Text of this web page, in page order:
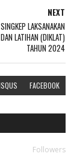
NEXT
LAKSANAKAN
LATIHAN (DIKLAT)
TAHUN 2024
FACEBOOK
Followers